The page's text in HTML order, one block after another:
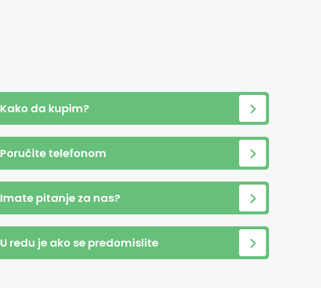
Kako da kupim?
Poručite telefonom
Imate pitanje za nas?
U redu je ako se predomislite